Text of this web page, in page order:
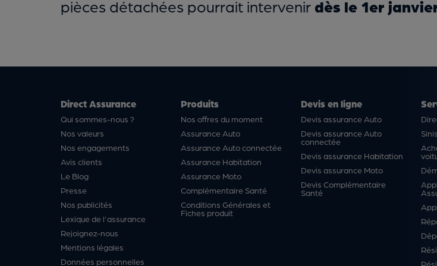
pièces détachées pourrait intervenir dès le 1er
Direct Assurance
Qui sommes-nous ?
Nos valeurs
Nos engagements
Avis clients
Le Blog
Presse
Nos publicités
Lexique de l'assurance
Rejoignez-nous
Mentions légales
Données personnelles
Produits
Nos offres du moment
Assurance Auto
Assurance Auto connectée
Assurance Habitation
Assurance Moto
Complémentaire Santé
Conditions Générales et
Fiches produit
Devis en ligne
Devis assurance Auto
Devis assurance Auto
connectée
Devis assurance Habitation
Devis assurance Moto
Devis Complémentaire
Santé